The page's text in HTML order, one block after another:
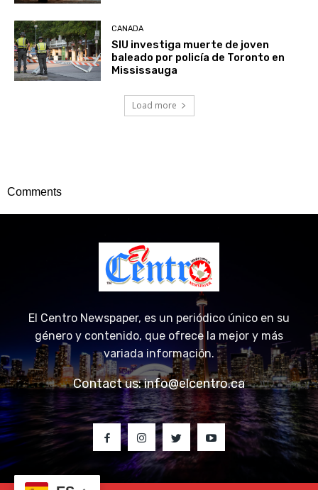
CANADA
SIU investiga muerte de joven
baleado por policía de Toronto en
Mississauga
Load more
Comments
El Centro Newspaper, es un periódico único en su
género y contenido, que ofrece la mejor y más
variada información.
Contact us:info@elcentro.ca